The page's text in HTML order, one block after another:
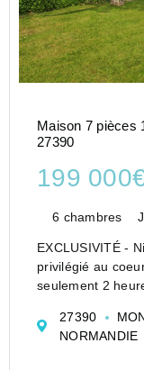
Maison 7 pièces
27390
199
6 chambres
EXCLUSIVITÉ -
privilégié au
seulement 2
séduira les
27390
NORMANDIE